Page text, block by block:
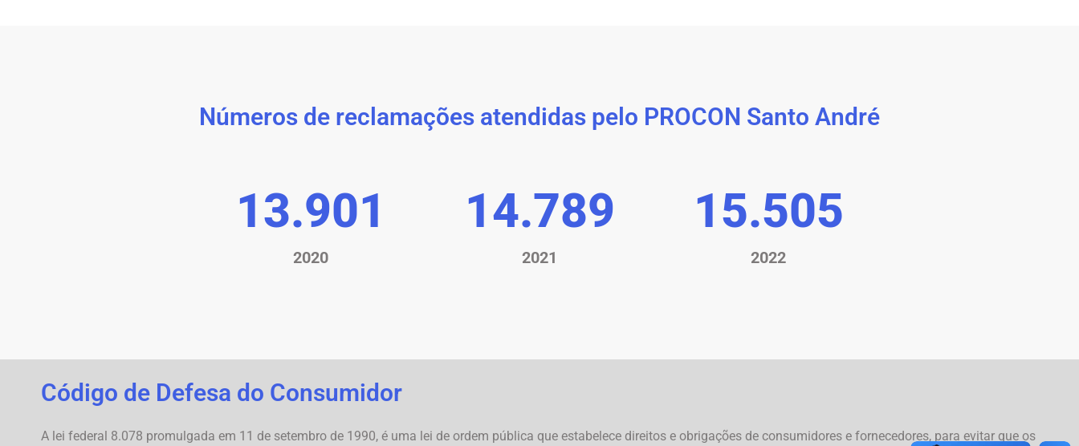
Números de reclamações atendidas pelo PROCON Santo André
14.242
2020
15.151
2021
15.859
2022
Código de Defesa do Consumidor
A lei federal 8.078 promulgada em 11 de setembro de 1990, é uma lei de ordem pública que estabelece direitos e obrigações de consumidores e fornecedores, para evitar que os